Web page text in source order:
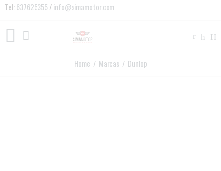
Tel:637625355 /info@simamotor.com
Home / Marcas / Dunlop